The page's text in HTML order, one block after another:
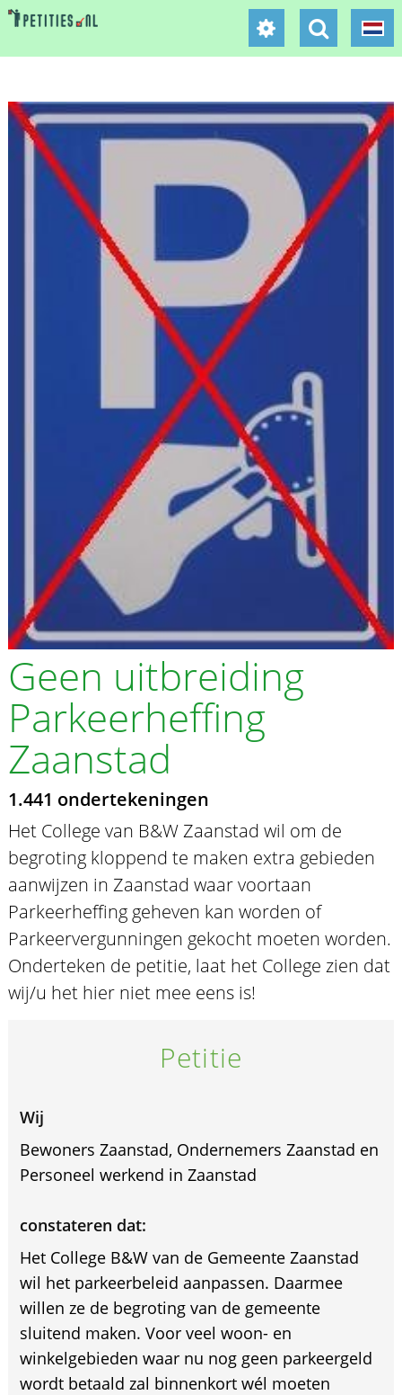
Geen uitbreiding
Parkeerheffing
Zaanstad
1.441 ondertekeningen
Het College van B&W Zaanstad wil om de
begroting kloppend te maken extra gebieden
aanwijzen in Zaanstad waar voortaan
Parkeerheffing geheven kan worden of
Parkeervergunningen gekocht moeten worden.
Onderteken de petitie, laat het College zien dat
wij/u het hier niet mee eens is!
Petitie
Wij
Bewoners Zaanstad, Ondernemers Zaanstad en
Personeel werkend in Zaanstad
constateren dat:
Het College B&W van de Gemeente Zaanstad
wil het parkeerbeleid aanpassen. Daarmee
willen ze de begroting van de gemeente
sluitend maken. Voor veel woon- en
winkelgebieden waar nu nog geen parkeergeld
wordt betaald zal binnenkort wél moeten